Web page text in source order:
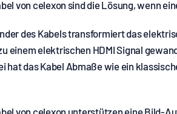
von celexon sind die Lösung, wenn
des Kabels transformiert das
einem elektrischen HDMI Signal
hat das Kabel Abmaße wie ein
von celexon unterstützen eine